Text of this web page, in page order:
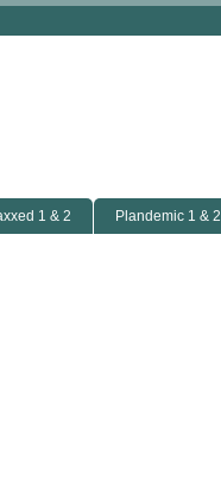
1 & 2 Plandemic 1 & 2